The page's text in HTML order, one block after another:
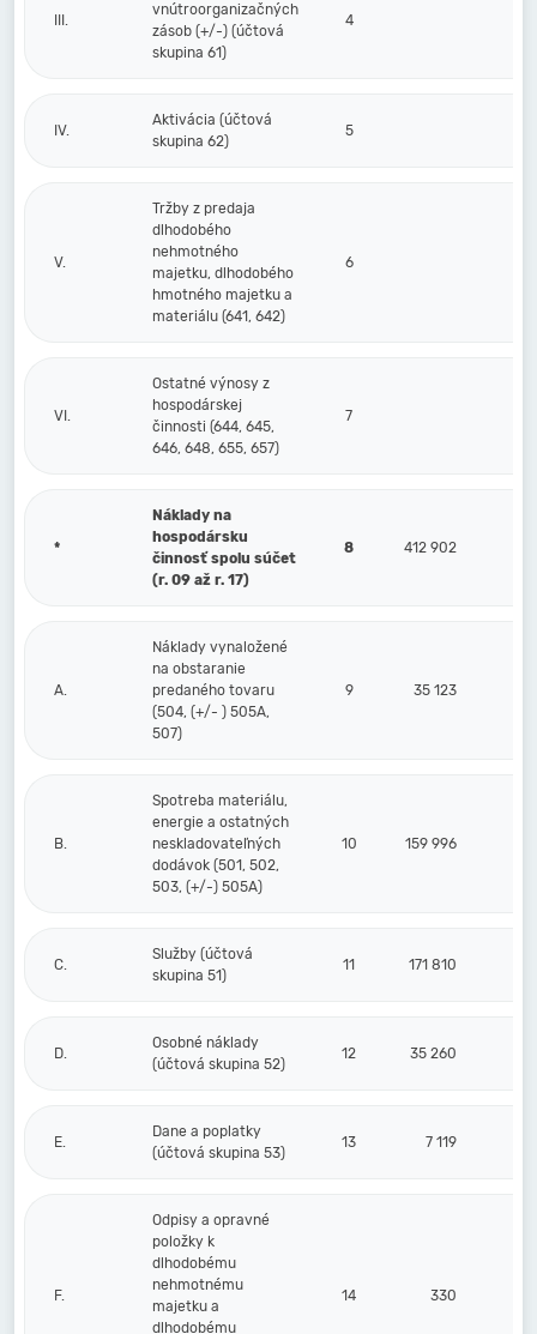
III.
vnútroorganizačných
zásob (+/-) (účtová
skupina 61)
4
IV.
Aktivácia (účtová
skupina 62)
5
V.
Tržby z predaja
dlhodobého
nehmotného
majetku, dlhodobého
hmotného majetku a
materiálu (641, 642)
6
VI.
Ostatné výnosy z
hospodárskej
činnosti (644, 645,
646, 648, 655, 657)
7
*
Náklady na
hospodársku
činnosť spolu súčet
(r. 09 až r. 17)
8 412 902
A.
Náklady vynaložené
na obstaranie
predaného tovaru
(504, (+/- ) 505A,
507)
9 35 123
B.
Spotreba materiálu,
energie a ostatných
neskladovateľných
dodávok (501, 502,
503, (+/-) 505A)
10 159 996
C.
Služby (účtová
skupina 51)
11 171 810
D.
Osobné náklady
(účtová skupina 52)
12 35 260
E.
Dane a poplatky
(účtová skupina 53)
13 7 119
F.
Odpisy a opravné
položky k
dlhodobému
nehmotnému
majetku a
dlhodobému
14 330